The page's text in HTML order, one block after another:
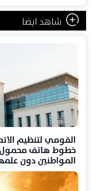
شاهد ايضا
القومي لتنظيم
خطوط هاتف
المواطنين دون